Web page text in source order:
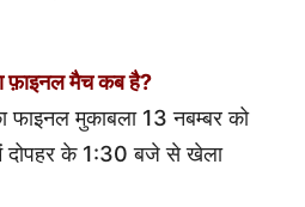
फ़ाइनल मैच कब है?
मुकाबला 13 नबम्बर को
दोपहर के 1:30 बजे से खेला